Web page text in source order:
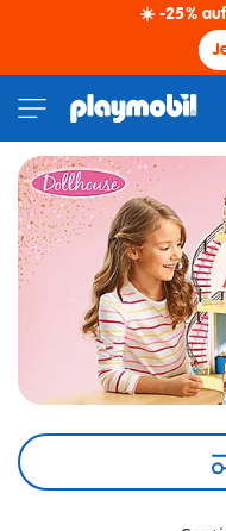
☀️ -25%